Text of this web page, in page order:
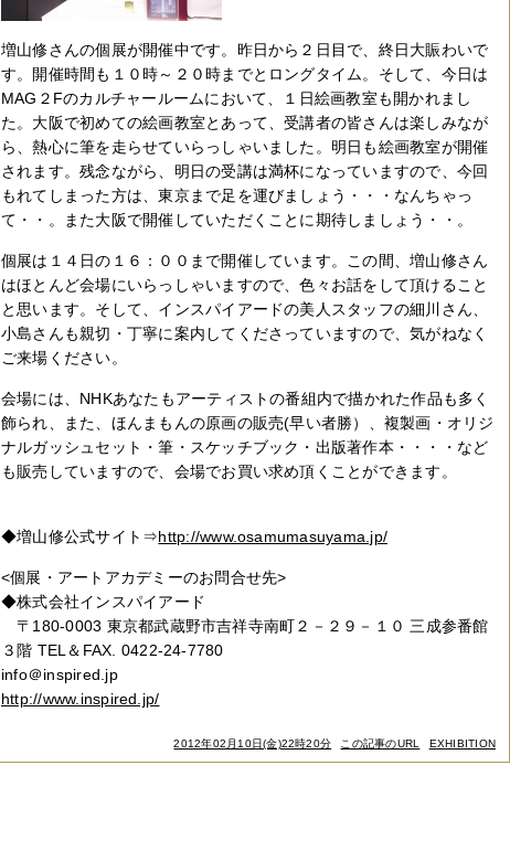
増山修さんの個展が開催中です。昨日から２日目で、終日大賑わいで
す。開催時間も１０時～２０時までとロングタイム。そして、今日は
MAG２Fのカルチャールームにおいて、１日絵画教室も開かれまし
た。大阪で初めての絵画教室とあって、受講者の皆さんは楽しみなが
ら、熱心に筆を走らせていらっしゃいました。明日も絵画教室が開催
されます。残念ながら、明日の受講は満杯になっていますので、今回
もれてしまった方は、東京まで足を運びましょう・・・なんちゃっ
て・・。また大阪で開催していただくことに期待しましょう・・。
個展は１４日の１６：００まで開催しています。この間、増山修さん
はほとんど会場にいらっしゃいますので、色々お話をして頂けること
と思います。そして、インスパイアードの美人スタッフの細川さん、
小島さんも親切・丁寧に案内してくださっていますので、気がねなく
ご来場ください。
会場には、NHKあなたもアーティストの番組内で描かれた作品も多く
飾られ、また、ほんまもんの原画の販売(早い者勝）、複製画・オリジ
ナルガッシュセット・筆・スケッチブック・出版著作本・・・・など
も販売していますので、会場でお買い求め頂くことができます。
◆増山修公式サイト⇒http://www.osamumasuyama.jp/
<個展・アートアカデミーのお問合せ先>
◆株式会社インスパイアード
〒180-0003 東京都武蔵野市吉祥寺南町２－２９－１０ 三成参番館
３階 TEL＆FAX. 0422-24-7780
info＠inspired.jp
http://www.inspired.jp/
2012年02月10日(金)22時20分 この記事のURL EXHIBITION